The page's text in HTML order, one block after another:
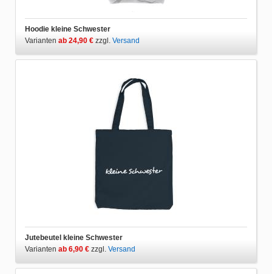
Hoodie kleine Schwester
Varianten ab 24,90 € zzgl. Versand
Jutebeutel kleine Schwester
Varianten ab 6,90 € zzgl. Versand